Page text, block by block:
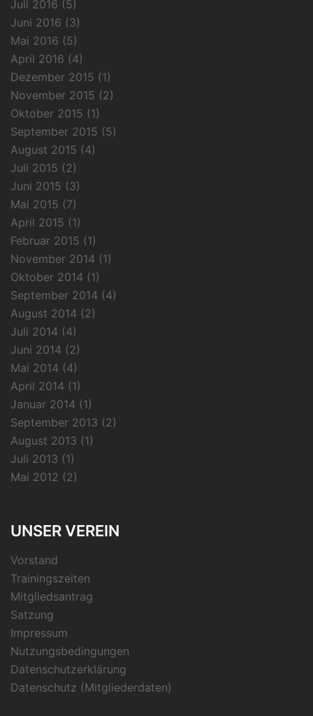
Juli 2016 (5)
Juni 2016 (3)
Mai 2016 (5)
April 2016 (4)
Dezember 2015 (1)
November 2015 (2)
Oktober 2015 (1)
September 2015 (5)
August 2015 (4)
Juli 2015 (2)
Juni 2015 (3)
Mai 2015 (7)
April 2015 (1)
Februar 2015 (1)
November 2014 (1)
Oktober 2014 (1)
September 2014 (4)
August 2014 (2)
Juli 2014 (4)
Juni 2014 (2)
Mai 2014 (4)
April 2014 (1)
Januar 2014 (1)
September 2013 (2)
August 2013 (1)
Juli 2013 (1)
Mai 2012 (2)
UNSER VEREIN
Vorstand
Trainingszeiten
Mitgliedsantrag
Satzung
Impressum
Nutzungsbedingungen
Datenschutzerklärung
Datenschutz (Mitgliederdaten)